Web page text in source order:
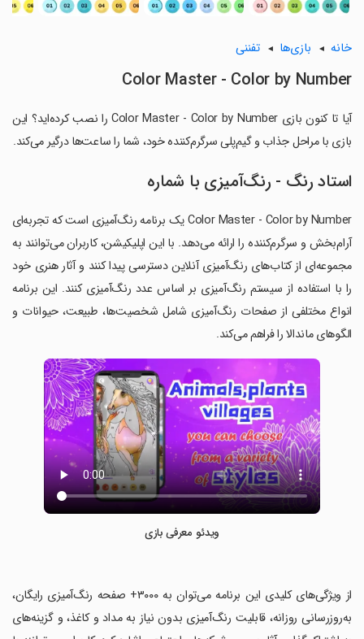
خانه بازی‌ها تفننی
Color Master - Color by Number
آیا تا کنون بازی Color Master - Color by Number را نصب کرده‌اید؟ این
بازی با مراحل جذاب و گیم‌پلی سرگرم‌کننده خود، شما را ساعت‌ها درگیر می‌کند.
استاد رنگ - رنگ‌آمیزی با شماره
Color Master - Color by Number یک برنامه رنگ‌آمیزی است که تجربه‌ای
آرام‌بخش و سرگرم‌کننده را ارائه می‌دهد. با این اپلیکیشن، کاربران می‌توانند به
مجموعه‌ای از کتاب‌های رنگ‌آمیزی آنلاین دسترسی پیدا کنند و آثار هنری خود
را با استفاده از سیستم رنگ‌آمیزی بر اساس عدد رنگ‌آمیزی کنند. این برنامه
انواع مختلفی از صفحات رنگ‌آمیزی شامل شخصیت‌ها، طبیعت، حیوانات و
الگوهای ماندالا را فراهم می‌کند.
ویدئو معرفی بازی
‏از ویژگی‌های کلیدی این برنامه می‌توان به ۳۰۰۰+ صفحه رنگ‌آمیزی رایگان،
به‌روزرسانی روزانه، قابلیت رنگ‌آمیزی بدون نیاز به مداد و کاغذ، و گزینه‌های